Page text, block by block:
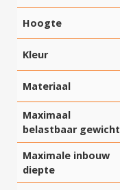
Hoogte
Kleur
Materiaal
Maximaal
belastbaar gewicht
Maximale inbouw
diepte